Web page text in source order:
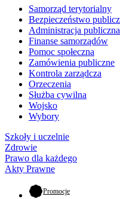
Samorząd terytorialny
Bezpieczeństwo
Administracja publiczna
Finanse samorządów
Pomoc społeczna
Zamówienia publiczne
Kontrola zarządcza
Orzeczenia
Służba cywilna
Wojsko
Wybory
Szkoły i uczelnie
Zdrowie
Prawo dla każdego
Akty Prawne
Promocje- otwiera się w